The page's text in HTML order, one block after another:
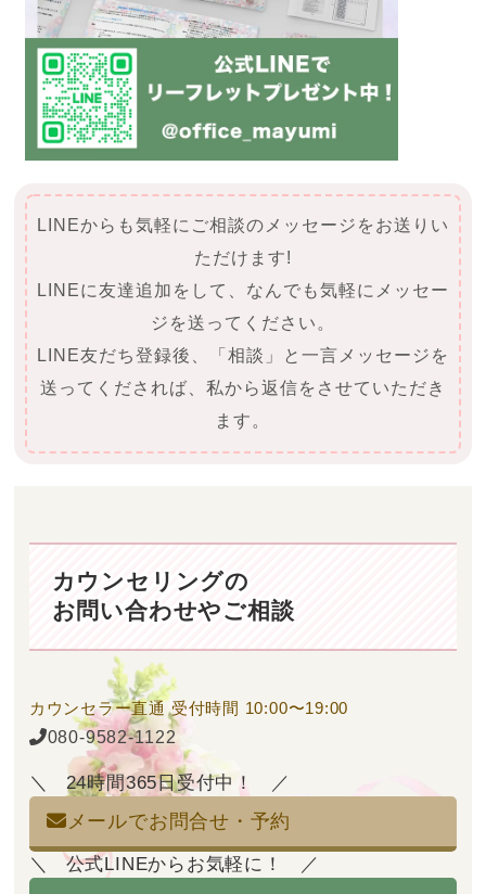
LINEからも気軽にご相談のメッセージをお送りい
ただけます!
LINEに友達追加をして、なんでも気軽にメッセー
ジを送ってください。
LINE友だち登録後、「相談」と一言メッセージを
送ってくだされば、私から返信をさせていただき
ます。
カウンセリングの
お問い合わせやご相談
カウンセラー直通 受付時間 10:00〜19:00
080-9582-1122
24時間365日受付中！
メールでお問合せ・予約
公式LINEからお気軽に！